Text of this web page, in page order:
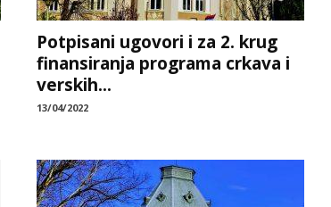
Potpisani ugovori i za 2. krug
finansiranja programa crkava i
verskih...
13/04/2022